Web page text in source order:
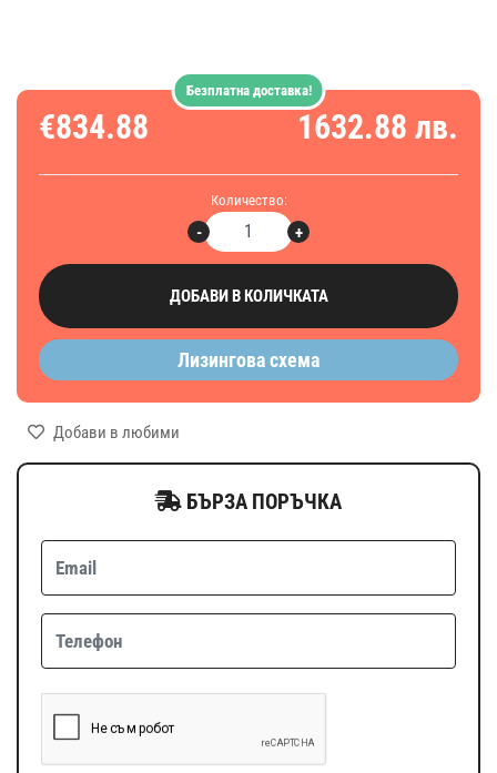
€834.88 1632.88 лв.
Количество:
+
-
ДОБАВИ В КОЛИЧКАТА
Безплатна доставка!
Лизингова схема
Добави в любими
БЪРЗА ПОРЪЧКА